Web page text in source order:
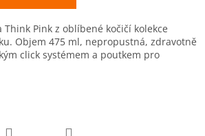
Think Pink z oblíbené kočičí kolekce
Objem 475 ml, nepropustná, zdravotně
click systémem a poutkem pro